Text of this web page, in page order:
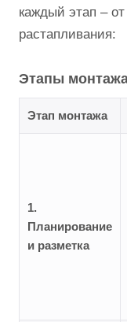
каждый этап –
растапливания:
Этапы
Этап монтажа
1.
Планирование
и разметка